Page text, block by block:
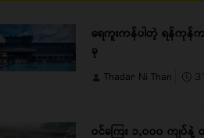
ရေကူးကန်ပါတဲ့ ရန်ကု
ခု
Thadar Ni Than
ဝင်ကြေး ၁,၀၀၀ ကျပ်